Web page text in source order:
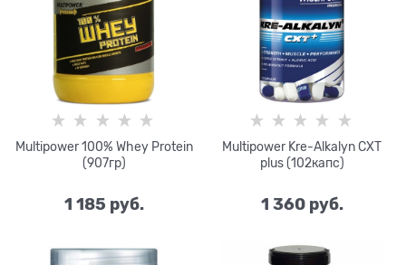
Multipower 100% Whey Protein
(907гр)
1 185 руб.
Multipower Kre-Alkalyn CXT
plus (102капс)
1 360 руб.